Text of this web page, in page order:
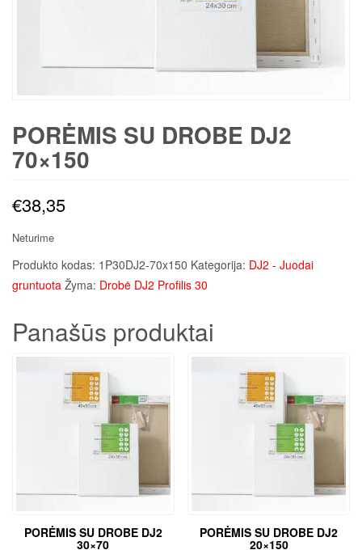
PORĖMIS SU DROBE DJ2
70×150
€38,35
Neturime
Produkto kodas: 1P30DJ2-70x150 Kategorija: DJ2 - Juodai
gruntuota Žyma: Drobė DJ2 Profilis 30
Panašūs produktai
PORĖMIS SU DROBE DJ2
30×70
PORĖMIS SU DROBE DJ2
20×150